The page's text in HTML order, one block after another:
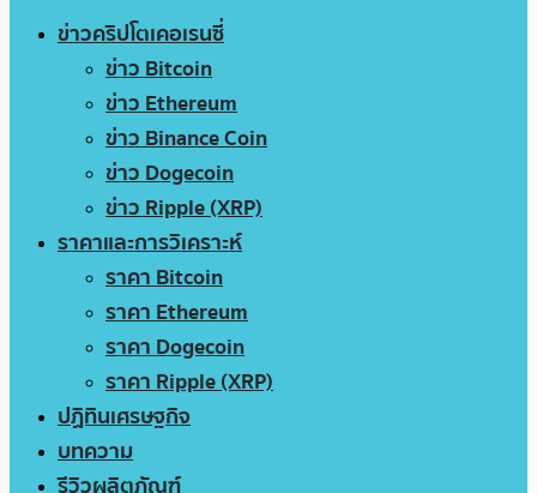
ข่าวคริปโตเคอเรนซี่
ข่าว Bitcoin
ข่าว Ethereum
ข่าว Binance Coin
ข่าว Dogecoin
ข่าว Ripple (XRP)
ราคาและการวิเคราะห์
ราคา Bitcoin
ราคา Ethereum
ราคา Dogecoin
ราคา Ripple (XRP)
ปฏิทินเศรษฐกิจ
บทความ